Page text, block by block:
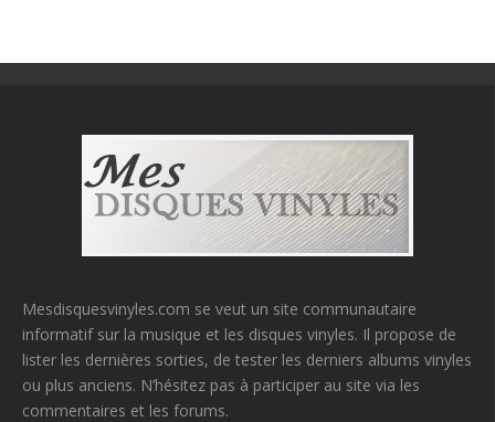
Mesdisquesvinyles.com se veut un site communautaire
informatif sur la musique et les disques vinyles. Il propose de
lister les dernières sorties, de tester les derniers albums vinyles
ou plus anciens. N’hésitez pas à participer au site via les
commentaires et les forums.